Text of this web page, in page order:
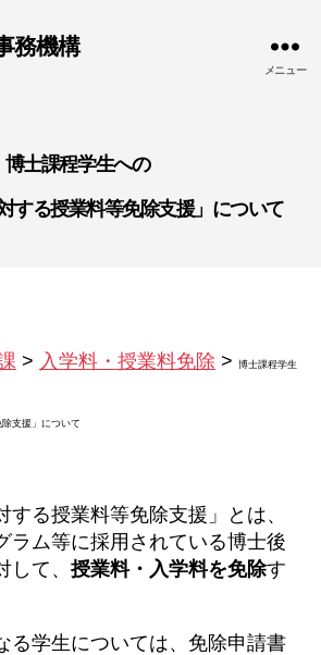
務機構
メニュー
博士課程学生への
する授業料等免除支援」について
> 入学料・授業料免除 > 博士課程学生
除支援」について
する授業料等免除支援」とは、
ラム等に採用されている博士後
て、 授業料・入学料を免除す
る学生については、免除申請書